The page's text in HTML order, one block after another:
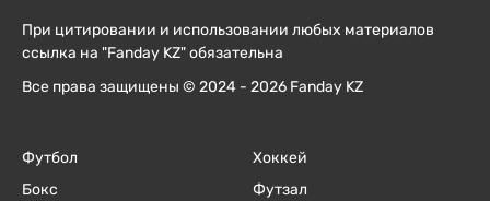
При цитировании и использовании любых материалов
ссылка на "Fanday KZ" обязательна
Все права защищены © 2024 - 2026 Fanday KZ
Футбол
Бокс
Хоккей
Футзал